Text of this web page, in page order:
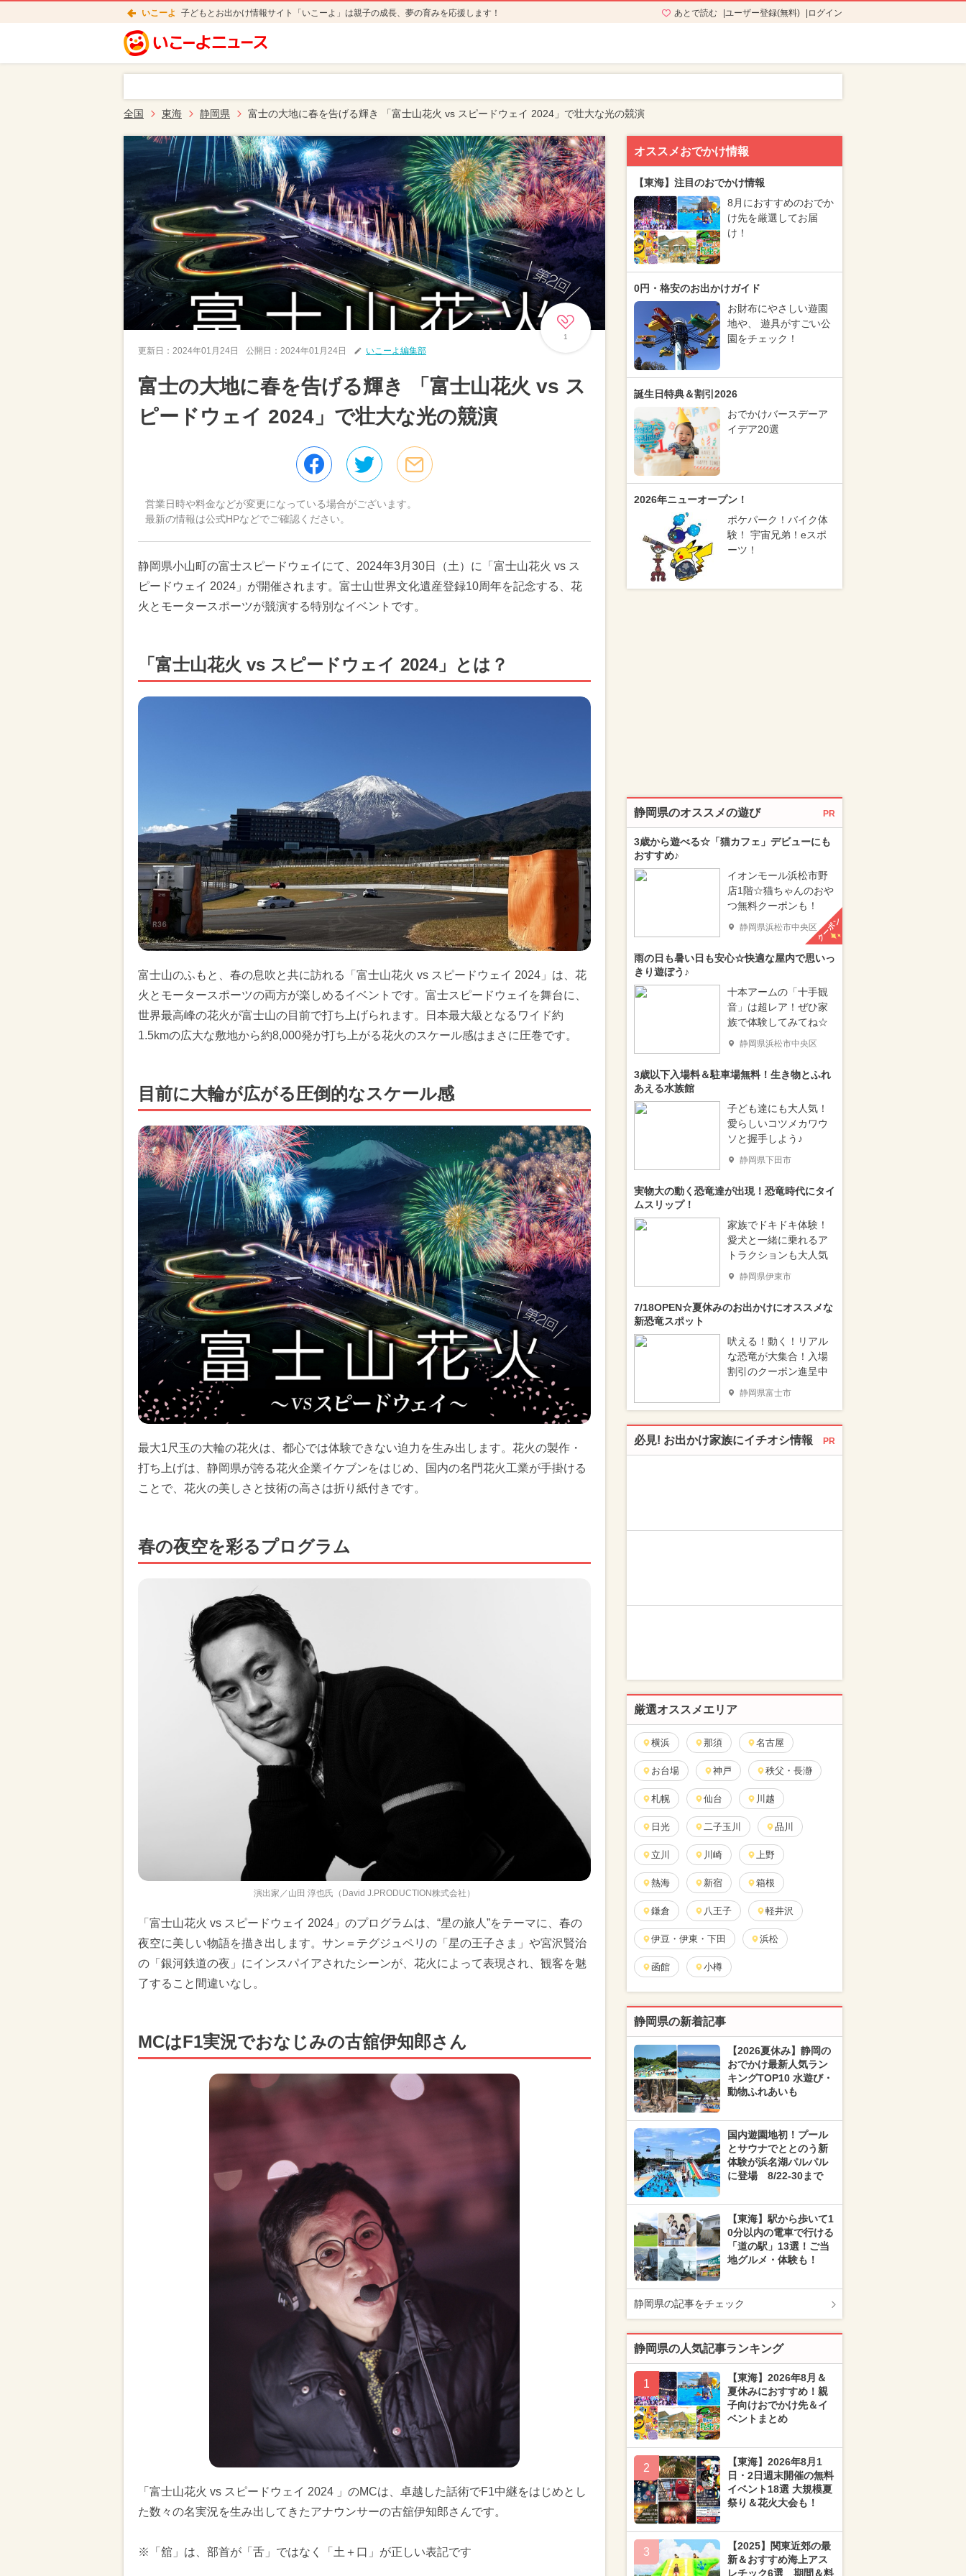
いこーよ 子どもとお出かけ情報サイト「いこーよ」は親子の成長、夢の育みを応援します！ あとで読む ユーザー登録(無料) ログイン
全国 東海 静岡県 富士の大地に春を告げる輝き 「富士山花火 vs スピードウェイ 2024」で壮大な光の競演
1
更新日： 2024年01月24日 公開日： 2024年01月24日 いこーよ編集部
富士の大地に春を告げる輝き 「富士山花火 vs ス
ピードウェイ 2024」で壮大な光の競演
営業日時や料金などが変更になっている場合がございます。
最新の情報は公式HPなどでご確認ください。
静岡県小山町の富士スピードウェイにて、2024年3月30日（土）に「富士山花火 vs ス
ピードウェイ 2024」が開催されます。富士山世界文化遺産登録10周年を記念する、花
火とモータースポーツが競演する特別なイベントです。
「富士山花火 vs スピードウェイ 2024」とは？
富士山のふもと、春の息吹と共に訪れる「富士山花火 vs スピードウェイ 2024」は、花
火とモータースポーツの両方が楽しめるイベントです。富士スピードウェイを舞台に、
世界最高峰の花火が富士山の目前で打ち上げられます。日本最大級となるワイド約
1.5kmの広大な敷地から約8,000発が打ち上がる花火のスケール感はまさに圧巻です。
目前に大輪が広がる圧倒的なスケール感
最大1尺玉の大輪の花火は、都心では体験できない迫力を生み出します。花火の製作・
打ち上げは、静岡県が誇る花火企業イケブンをはじめ、国内の名門花火工業が手掛ける
ことで、花火の美しさと技術の高さは折り紙付きです。
春の夜空を彩るプログラム
演出家／山田 淳也氏（David J.PRODUCTION株式会社）
「富士山花火 vs スピードウェイ 2024」のプログラムは、“星の旅人”をテーマに、春の
夜空に美しい物語を描き出します。サン＝テグジュペリの「星の王子さま」や宮沢賢治
の「銀河鉄道の夜」にインスパイアされたシーンが、花火によって表現され、観客を魅
了すること間違いなし。
MCはF1実況でおなじみの古舘伊知郎さん
「富士山花火 vs スピードウェイ 2024 」のMCは、卓越した話術でF1中継をはじめとし
た数々の名実況を生み出してきたアナウンサーの古舘伊知郎さんです。
※「舘」は、部首が「舌」ではなく「土＋口」が正しい表記です
オススメおでかけ情報
【東海】注目のおでかけ情報
8月におすすめのおでか
け先を厳選してお届
け！
0円・格安のお出かけガイド
お財布にやさしい遊園
地や、 遊具がすごい公
園をチェック！
誕生日特典＆割引2026
おでかけバースデーア
イデア20選
2026年ニューオープン！
ポケパーク！バイク体
験！ 宇宙兄弟！eスポ
ーツ！
静岡県のオススメの遊び PR
3歳から遊べる☆「猫カフェ」デビューにも
おすすめ♪
イオンモール浜松市野
店1階☆猫ちゃんのおや
つ無料クーポンも！
静岡県浜松市中央区クーポン
雨の日も暑い日も安心☆快適な屋内で思いっ
きり遊ぼう♪
十本アームの「十手観
音」は超レア！ぜひ家
族で体験してみてね☆
静岡県浜松市中央区
3歳以下入場料＆駐車場無料！生き物とふれ
あえる水族館
子ども達にも大人気！
愛らしいコツメカワウ
ソと握手しよう♪
静岡県下田市
実物大の動く恐竜達が出現！恐竜時代にタイ
ムスリップ！
家族でドキドキ体験！
愛犬と一緒に乗れるア
トラクションも大人気
静岡県伊東市
7/18OPEN☆夏休みのお出かけにオススメな
新恐竜スポット
吠える！動く！リアル
な恐竜が大集合！入場
割引のクーポン進呈中
静岡県富士市
必見! お出かけ家族にイチオシ情報 PR
厳選オススメエリア
横浜 那須 名古屋
お台場 神戸 秩父・長瀞
札幌 仙台 川越
日光 二子玉川 品川
立川 川崎 上野
熱海 新宿 箱根
鎌倉 八王子 軽井沢
伊豆・伊東・下田 浜松
函館 小樽
静岡県の新着記事
【2026夏休み】静岡の
おでかけ最新人気ラン
キングTOP10 水遊び・
動物ふれあいも
国内遊園地初！プール
とサウナでととのう新
体験が浜名湖パルパル
に登場 8/22-30まで
【東海】駅から歩いて1
0分以内の電車で行ける
「道の駅」13選！ご当
地グルメ・体験も！
静岡県の記事をチェック
静岡県の人気記事ランキング
1
【東海】2026年8月＆
夏休みにおすすめ！親
子向けおでかけ先＆イ
ベントまとめ
2
【東海】2026年8月1
日・2日週末開催の無料
イベント18選 大規模夏
祭り＆花火大会も！
3
【2025】関東近郊の最
新＆おすすめ海上アス
レチック6選 期間＆料